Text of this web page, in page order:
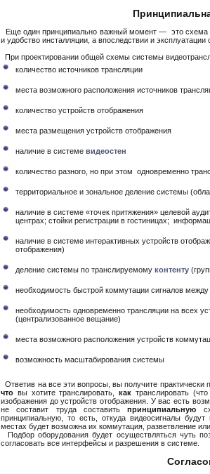
Еще один принципиально важный момент — это схема
и удобство инсталляции, а впоследствии и эксплуатации
При проектировании общей схемы системы
количество источников трансляции
места возможного расположения источников
количество устройств отображения
места размещения устройств отображения
наличие в системе видеостен
количество разного, но при этом одновременно
территориальное и зональное деление системы
наличие в системе «точек притяжения» целевой
центрах; стойки регистрации в гостиницах;
наличие в системе интерактивных устройств
отображения)
деление системы по транслируемому контенту
необходимость быстрой коммутации сигналов
необходимость одновременно трансляции на всех
(централизованное вещание)
места возможного расположения устройств
возможность масштабирования системы
Ответив на все эти вопросы, вы получите практически
что вы хотите транслировать,как транслировать
изображения до устройств отображения. У вас есть
не составит труда составитьпринципиальную
принципиальную, то есть, откуда видеосигналы
местах будет возможна их коммутация, разветвление
Подбор оборудования будет осуществляться чуть
согласовать все интерфейсы и разрешения в системе.